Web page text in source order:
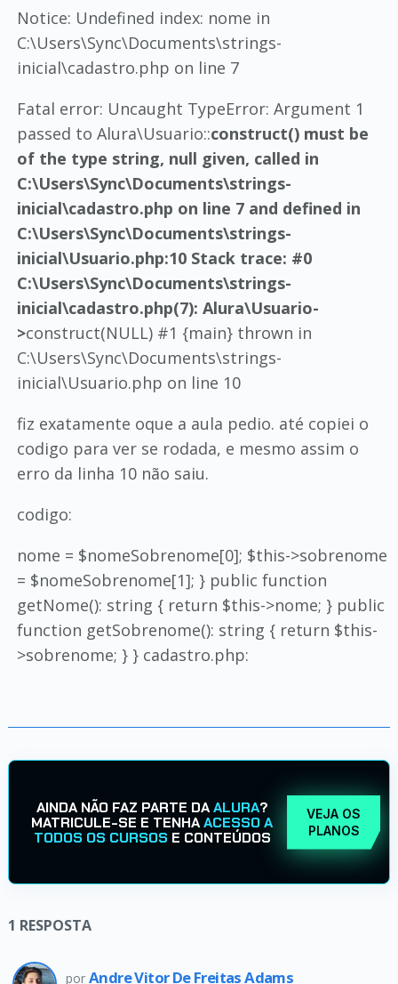
Notice: Undefined index: nome in
C:\Users\Sync\Documents\strings-
inicial\cadastro.php on line 7
Fatal error: Uncaught TypeError: Argument 1
passed to Alura\Usuario::construct() must be
of the type string, null given, called in
C:\Users\Sync\Documents\strings-
inicial\cadastro.php on line 7 and defined in
C:\Users\Sync\Documents\strings-
inicial\Usuario.php:10 Stack trace: #0
C:\Users\Sync\Documents\strings-
inicial\cadastro.php(7): Alura\Usuario-
>construct(NULL) #1 {main} thrown in
C:\Users\Sync\Documents\strings-
inicial\Usuario.php on line 10
fiz exatamente oque a aula pedio. até copiei o
codigo para ver se rodada, e mesmo assim o
erro da linha 10 não saiu.
codigo:
nome = $nomeSobrenome[0]; $this->sobrenome
= $nomeSobrenome[1]; } public function
getNome(): string { return $this->nome; } public
function getSobrenome(): string { return $this-
>sobrenome; } } cadastro.php:
AINDA NÃO FAZ PARTE DAALURA?
MATRICULE-SE E TENHAACESSO A
TODOS OS CURSOS E CONTEÚDOS
VEJA OS
PLANOS
1 RESPOSTA
por Andre Vitor De Freitas Adams